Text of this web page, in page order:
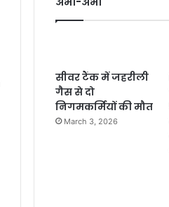
सीवर टैंक में जहरीली
गैस से दो
निगमकर्मियों की मौत
March 3, 2026